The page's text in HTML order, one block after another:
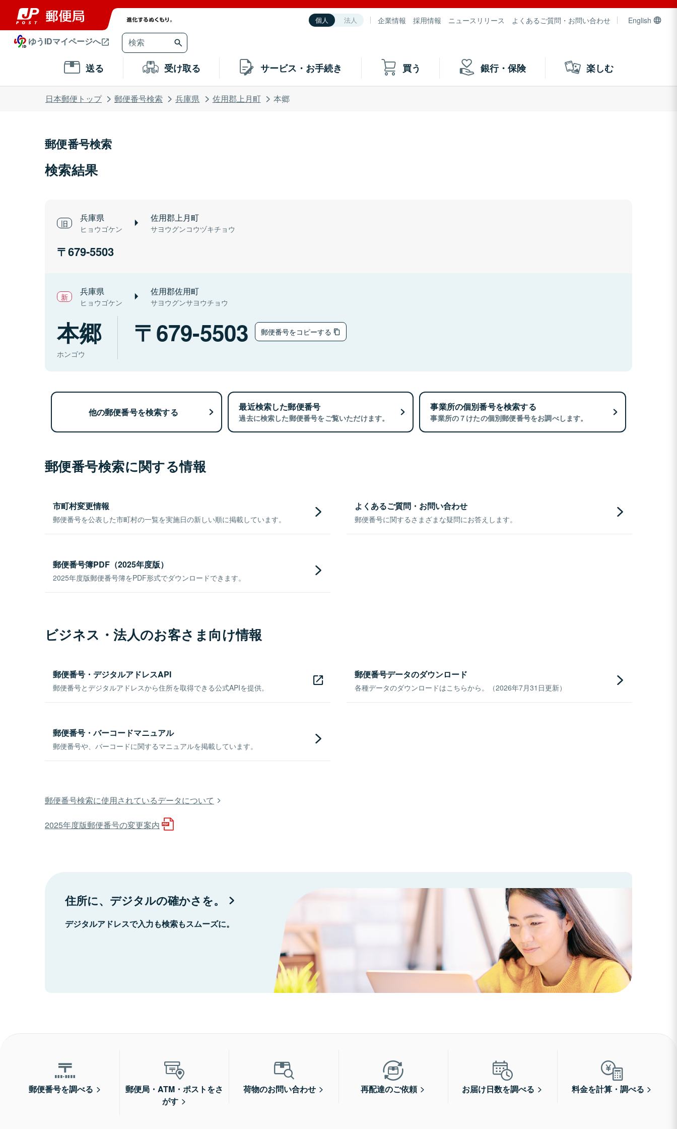
個人 法人 企業情報 採用情報 ニュースリリース よくあるご質問・お問い合わせ English
ゆうIDマイページへ
送る 受け取る サービス・お手続き 買う 銀行・保険 楽しむ
日本郵便トップ 郵便番号検索 兵庫県 佐用郡上月町 本郷
郵便番号検索
検索結果
兵庫県
ヒョウゴケン
佐用郡上月町
サヨウグンコウヅキチョウ
679-5503
兵庫県
ヒョウゴケン
佐用郡佐用町
サヨウグンサヨウチョウ
本郷
ホンゴウ
679-5503 郵便番号をコピーする
他の郵便番号を検索する 最近検索した郵便番号
過去に検索した郵便番号をご覧いただけます。
事業所の個別番号を検索する
事業所の７けたの個別郵便番号をお調べします。
郵便番号検索に関する情報
市町村変更情報
郵便番号を公表した市町村の一覧を実施日の新しい順に掲載しています。
よくあるご質問・お問い合わせ
郵便番号に関するさまざまな疑問にお答えします。
郵便番号簿PDF（2025年度版）
2025年度版郵便番号簿をPDF形式でダウンロードできます。
ビジネス・法人のお客さま向け情報
郵便番号・デジタルアドレスAPI
郵便番号とデジタルアドレスから住所を取得できる公式APIを提供。
郵便番号データのダウンロード
各種データのダウンロードはこちらから。（2026年7月31日更新）
郵便番号・バーコードマニュアル
郵便番号や、バーコードに関するマニュアルを掲載しています。
郵便番号検索に使用されているデータについて
2025年度版郵便番号の変更案内
住所に、デジタルの確かさを。
デジタルアドレスで入力も検索もスムーズに。
郵便番号を調べる
郵便局・ATM・ポストをさ
がす
荷物のお問い合わせ 再配達のご依頼 お届け日数を調べる 料金を計算・調べる